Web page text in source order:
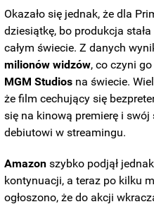
Okazało się jednak, że dla
dziesiątkę, bo produkcja
całym świecie. Z danych
milionów widzów, co czyni
MGM Studios na świecie.
że film cechujący się
się na kinową premierę i swój
debiutowi w streamingu.
Amazon szybko podjął
kontynuacji, a teraz po kilku
ogłoszono, że do akcji